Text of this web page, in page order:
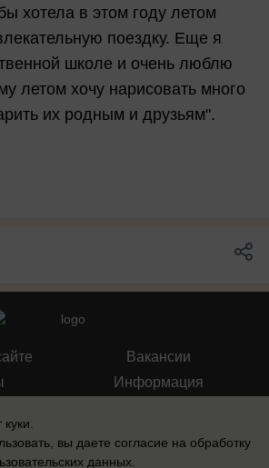
хотела в этом году летом
поездку. Еще я
школе и очень люблю
летом хочу нарисовать много
их родным и друзьям".
Вакансии
Информация
вы даете согласие на обработку
данных.